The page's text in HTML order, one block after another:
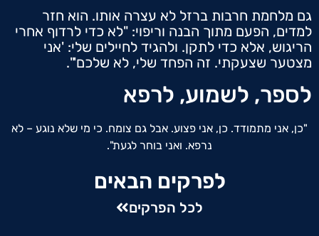
גם מלחמת חרבות ברזל לא עצרה אותו. הוא חזר
למדים, הפעם מתוך הבנה וריפוי: "לא כדי לרדוף אחרי
הריגוש, אלא כדי לתקן. ולהגיד לחיילים שלי: 'אני
מצטער שצעקתי. זה הפחד שלי, לא שלכם'".
לספר, לשמוע, לרפא
"כן, אני מתמודד. כן, אני פצוע. אבל גם צומח. כי מי שלא נוגע – לא
נרפא. ואני בוחר לגעת".
לפרקים הבאים
לכל הפרקים